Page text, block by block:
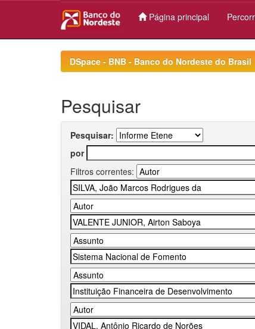
Página principal
DSpace - BNB - Banco do Nordeste do Brasil
Pesquisar
Pesquisar:
por
Filtros correntes: